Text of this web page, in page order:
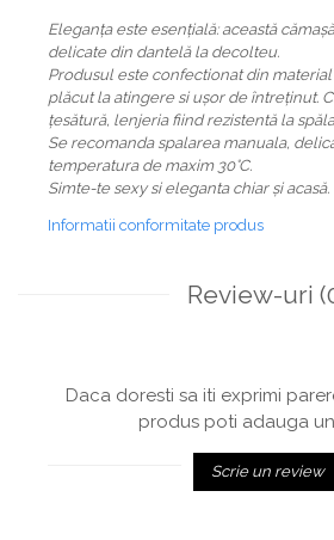
Eleganța este esențială: această
delicate din dantelă la decolteu.
Produsul este confectionat din material
plăcut la atingere si ușor de întreținut.
țesătură, lenjeria fiind rezistentă la
Se recomanda spalarea manuala,
temperatura de maxim 30°C.
Simte-te sexy si eleganta chiar și acasă.
Informatii conformitate produs
Review-uri
Daca doresti sa iti exprimi
produs poti adauga
Scrie un review